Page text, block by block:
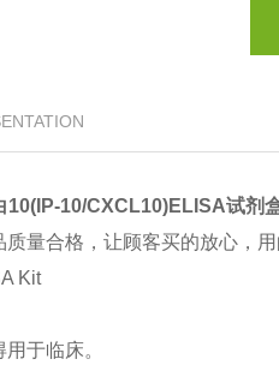
10(IP-10/CXCL10)ELISA试剂
量合格，让顾客买的放心，用
Kit
于临床。